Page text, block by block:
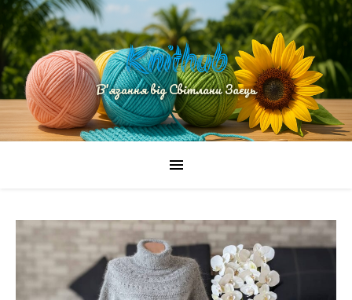
Knithub
В'язання від Світлани Заєць